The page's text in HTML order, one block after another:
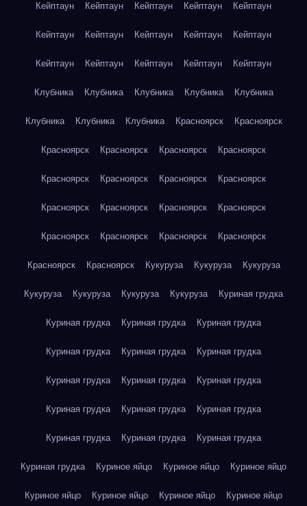
Кейптаун Кейптаун Кейптаун Кейптаун Кейптаун
Кейптаун Кейптаун Кейптаун Кейптаун Кейптаун
Кейптаун Кейптаун Кейптаун Кейптаун Кейптаун
Клубника Клубника Клубника Клубника Клубника
Клубника Клубника Клубника Красноярск Красноярск
Красноярск Красноярск Красноярск Красноярск
Красноярск Красноярск Красноярск Красноярск
Красноярск Красноярск Красноярск Красноярск
Красноярск Красноярск Красноярск Красноярск
Красноярск Красноярск Кукуруза Кукуруза Кукуруза
Кукуруза Кукуруза Кукуруза Кукуруза Куриная грудка
Куриная грудка Куриная грудка Куриная грудка
Куриная грудка Куриная грудка Куриная грудка
Куриная грудка Куриная грудка Куриная грудка
Куриная грудка Куриная грудка Куриная грудка
Куриная грудка Куриная грудка Куриная грудка
Куриная грудка Куриное яйцо Куриное яйцо Куриное яйцо
Куриное яйцо Куриное яйцо Куриное яйцо Куриное яйцо